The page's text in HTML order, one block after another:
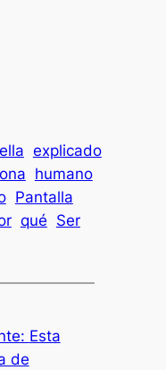
explicado
humano
Pantalla
qué Ser
Esta
de